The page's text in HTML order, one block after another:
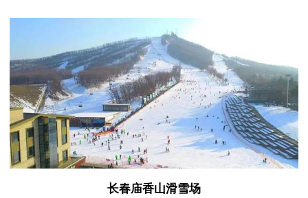
长春庙香山滑雪场